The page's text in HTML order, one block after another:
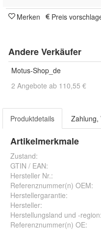
Merken Preis
Andere Verkäufer
Motus-Shop_de
2 Angebote ab 110,55 €
Produktdetails Zahlung,
Artikelmerkmale
Zustand:
GTIN / EAN:
Hersteller Nr.:
Referenznummer(n) OEM:
Herstellergarantie:
Hersteller:
Herstellungsland und -region:
Referenznummer(n) OE: